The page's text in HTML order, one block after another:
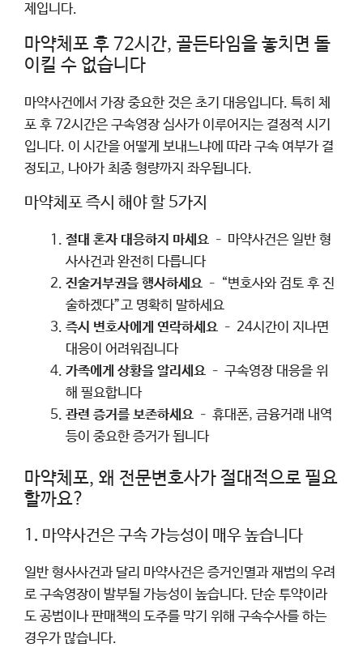
제입니다.
마약체포 후 72시간, 골든타임을 놓치면 돌
이킬 수 없습니다
마약사건에서 가장 중요한 것은 초기 대응입니다. 특히 체
포 후 72시간은 구속영장 심사가 이루어지는 결정적 시기
입니다. 이 시간을 어떻게 보내느냐에 따라 구속 여부가 결
정되고, 나아가 최종 형량까지 좌우됩니다.
마약체포 즉시 해야 할 5가지
절대 혼자 대응하지 마세요 – 마약사건은 일반 형
사사건과 완전히 다릅니다
진술거부권을 행사하세요 – “변호사와 검토 후 진
술하겠다”고 명확히 말하세요
즉시 변호사에게 연락하세요 – 24시간이 지나면
대응이 어려워집니다
가족에게 상황을 알리세요 – 구속영장 대응을 위
해 필요합니다
관련 증거를 보존하세요 – 휴대폰, 금융거래 내역
등이 중요한 증거가 됩니다
마약체포, 왜 전문변호사가 절대적으로 필요
할까요?
1. 마약사건은 구속 가능성이 매우 높습니다
일반 형사사건과 달리 마약사건은 증거인멸과 재범의 우려
로 구속영장이 발부될 가능성이 높습니다. 단순 투약이라
도 공범이나 판매책의 도주를 막기 위해 구속수사를 하는
경우가 많습니다.